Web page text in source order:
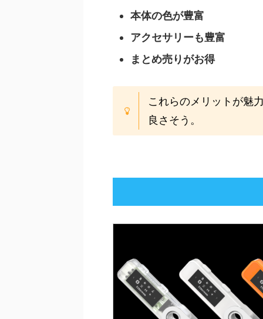
本体の色が豊富
アクセサリーも豊富
まとめ売りがお得
これらのメリットが魅
良さそう。